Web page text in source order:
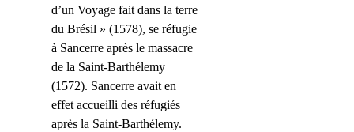
d’un Voyage fait dans la terre
du Brésil » (1578), se réfugie
à Sancerre après le massacre
de la Saint-Barthélemy
(1572). Sancerre avait en
effet accueilli des réfugiés
après la Saint-Barthélemy.